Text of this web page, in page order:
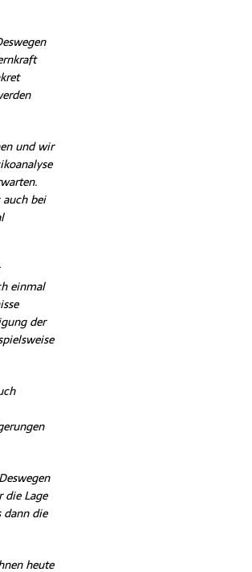
und wir
bei
einmal
der
die Lage
dann die
heute